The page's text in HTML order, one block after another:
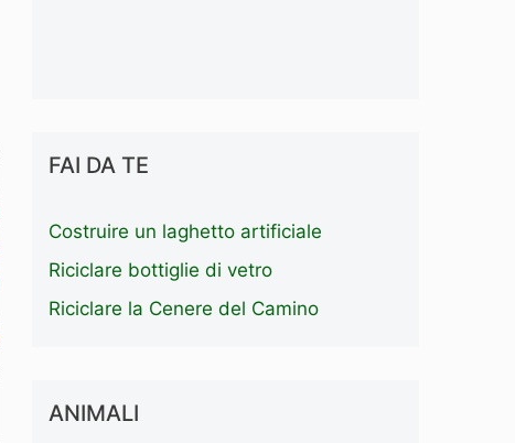
FAI DA TE
Costruire un laghetto artificiale
Riciclare bottiglie di vetro
Riciclare la Cenere del Camino
ANIMALI